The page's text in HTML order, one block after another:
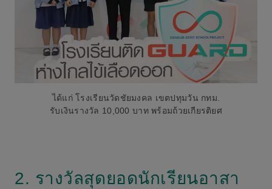
ได้แก่ โรงเรียนวัดชัยมงคล เขตปทุมวัน กทม.
รับเงินรางวัล 10,000 บาท พร้อมถ้วยเกียรติยศ
2. รางวัลสุดยอดนักเรียนอาสา